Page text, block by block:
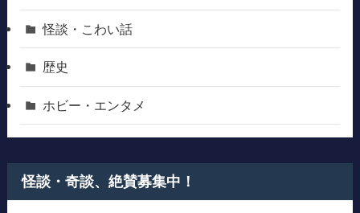
怪談・こわい話
歴史
ホビー・エンタメ
怪談・奇談、絶賛募集中！